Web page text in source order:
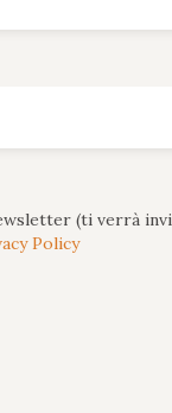
(ti verrà
Policy